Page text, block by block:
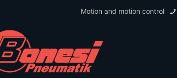
Motion and motion control